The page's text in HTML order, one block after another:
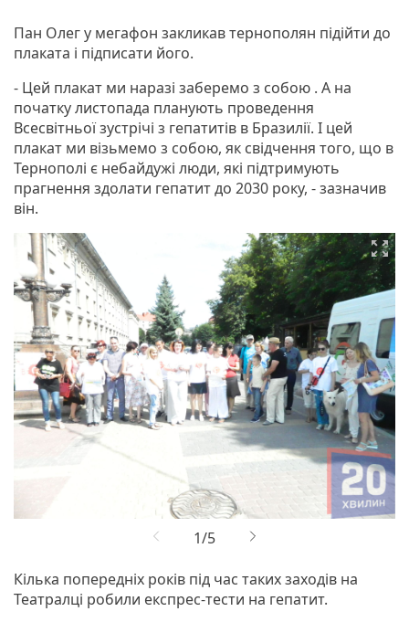
Пан Олег у мегафон закликав тернополян підійти до
плаката і підписати його.
- Цей плакат ми наразі заберемо з собою . А на
початку листопада планують проведення
Всесвітньої зустрічі з гепатитів в Бразилії. І цей
плакат ми візьмемо з собою, як свідчення того, що в
Тернополі є небайдужі люди, які підтримують
прагнення здолати гепатит до 2030 року, - зазначив
він.

Кілька попередніх років під час таких заходів на
Театралці робили експрес-тести на гепатит.